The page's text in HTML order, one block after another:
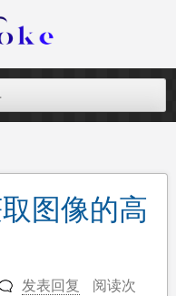
立站开发遇到的点点
图像的高
发表回复
阅读次